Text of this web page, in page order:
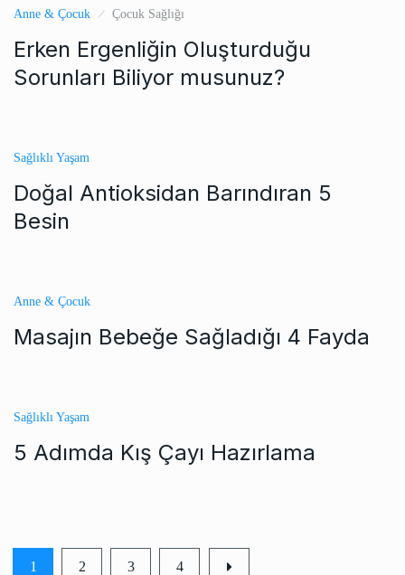
Anne & Çocuk Çocuk Sağlığı
Erken Ergenliğin Oluşturduğu
Sorunları Biliyor musunuz?
Sağlıklı Yaşam
Doğal Antioksidan Barındıran 5
Besin
Anne & Çocuk
Masajın Bebeğe Sağladığı 4 Fayda
Sağlıklı Yaşam
5 Adımda Kış Çayı Hazırlama
1 2 3 4